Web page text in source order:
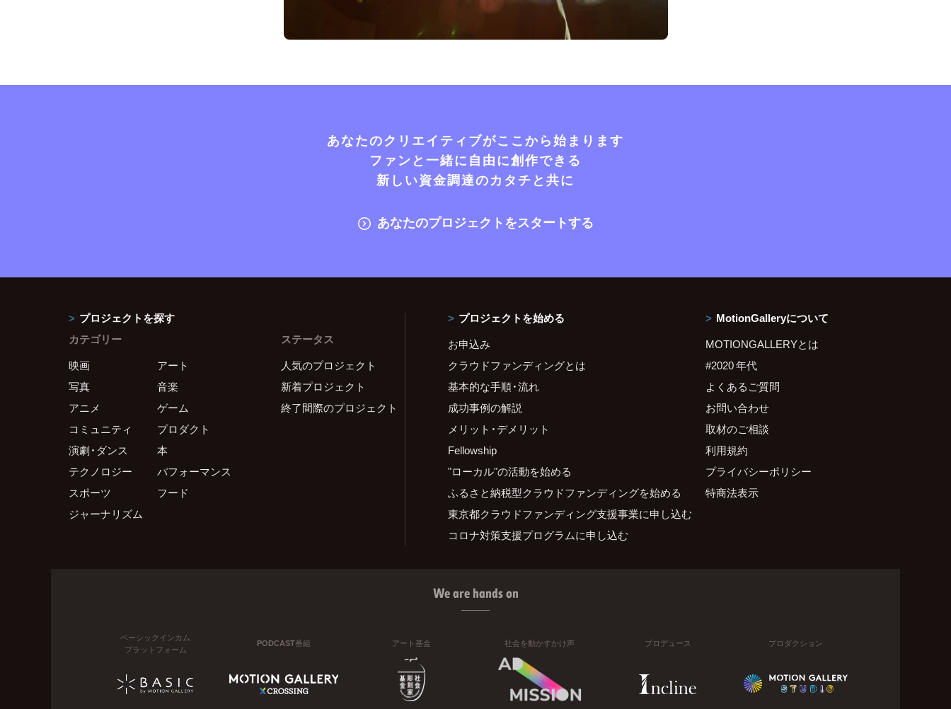
あなたのクリエイティブがここから始まります
ファンと一緒に自由に創作できる
新しい資金調達のカタチと共に
あなたのプロジェクトをスタートする
プロジェクトを探す
カテゴリー
映画
アート
写真
音楽
アニメ
ゲーム
コミュニティ
プロダクト
演劇・ダンス
本
テクノロジー
パフォーマンス
スポーツ
フード
ジャーナリズム
ステータス
人気のプロジェクト
新着プロジェクト
終了間際のプロジェクト
プロジェクトを始める
お申込み
クラウドファンディングとは
基本的な手順・流れ
成功事例の解説
メリット・デメリット
Fellowship
"ローカル"の活動を始める
ふるさと納税型クラウドファンディングを始める
東京都クラウドファンディング支援事業に申し込む
コロナ対策支援プログラムに申し込む
MotionGalleryについて
MOTIONGALLERYとは
#2020 年代
よくあるご質問
お問い合わせ
取材のご相談
利用規約
プライバシーポリシー
特商法表示
We are hands on
ベーシックインカム
プラットフォーム
PODCAST番組 アート基金 社会を動かすかけ声 プロデュース プロダクション